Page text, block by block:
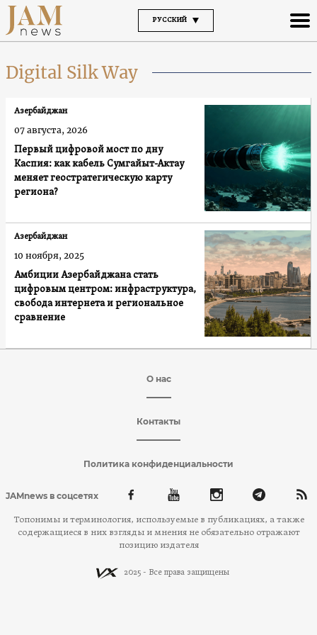
РУССКИЙ
Digital Silk Way
Первый цифровой мост по дну
Каспия: как кабель Сумгайыт-Актау
меняет геостратегическую карту
региона?
Азербайджан
07 августа, 2026
Амбиции Азербайджана стать
цифровым центром: инфраструктура,
свобода интернета и региональное
сравнение
Азербайджан
10 ноября, 2025
О нас
Контакты
Политика конфиденциальности
JAMnews в соцсетях
Топонимы и терминология, используемые в публикациях, а также
содержащиеся в них взгляды и мнения не обязательно отражают
позицию издателя
2025 - Все права защищены